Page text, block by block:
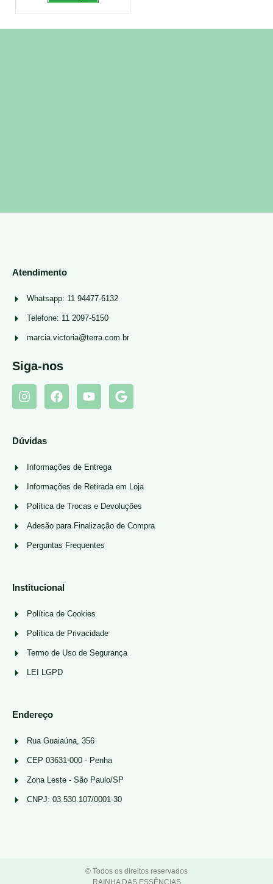
Atendimento
Whatsapp: 11 94477-6132
Telefone: 11 2097-5150
marcia.victoria@terra.com.br
Siga-nos
Dúvidas
Informações de Entrega
Informações de Retirada em Loja
Política de Trocas e Devoluções
Adesão para Finalização de Compra
Perguntas Frequentes
Institucional
Política de Cookies
Política de Privacidade
Termo de Uso de Segurança
LEI LGPD
Endereço
Rua Guaiaúna, 356
CEP 03631-000 - Penha
Zona Leste - São Paulo/SP
CNPJ: 03.530.107/0001-30
© Todos os direitos reservados